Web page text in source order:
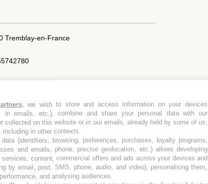
Tremblay-en-France
hilton-paris-charles-de-gaulle-airport
Envoyer cette page à un ami
, we wish to store and access information on your devices
in emails, etc.), combine and share your personal data with our
collected on this website or in our emails, already held by some of us,
including in other contexts.
(identifiers, browsing, preferences, purchases, loyalty programs,
and emails, phone, precise geolocation, etc.) allows developing
services, content, commercial offers and ads across your devices and
by email, post, SMS, phone, audio, and video), personalising them,
and analysing audiences.